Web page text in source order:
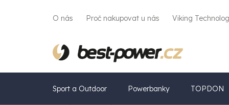
O nás Proč nakupovat u nás Viking
Sport a Outdoor Powerbanky TOPDON